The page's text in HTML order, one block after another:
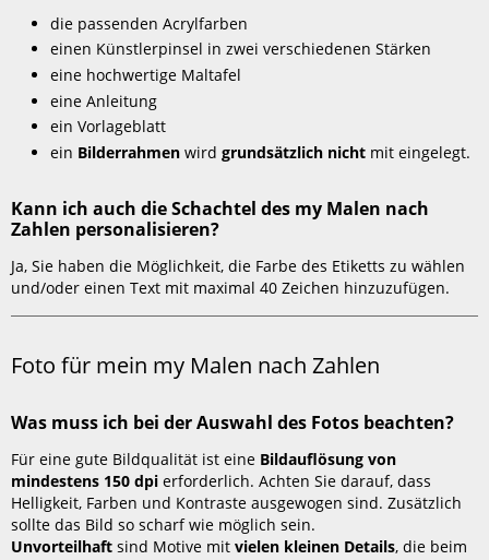
nach
Zahlen
auswählen?
Was
beinhaltet
ein my
Zahlen
Artikel?
Kann
ich
die
des my
nach
Zahlen
personalisieren?
Foto
für
mein
my
die passenden Acrylfarben
einen Künstlerpinsel in zwei verschiedenen Stärken
eine hochwertige Maltafel
eine Anleitung
ein Vorlageblatt
ein Bilderrahmenwirdgrundsätzlich nicht mit eingelegt.
Kann ich auch die Schachtel des my Malen nach
Zahlen personalisieren?
Ja, Sie haben die Möglichkeit, die Farbe des Etiketts zu wählen
und/oder einen Text mit maximal 40 Zeichen hinzuzufügen.
Foto für mein my Malen nach Zahlen
Was muss ich bei der Auswahl des Fotos beachten?
Für eine gute Bildqualität ist eine Bildauflösung von
mindestens 150 dpierforderlich. Achten Sie darauf, dass
Helligkeit, Farben und Kontraste ausgewogen sind. Zusätzlich
sollte das Bild so scharf wie möglich sein.
Unvorteilhaft sind Motive mit vielen kleinen Details, die beim